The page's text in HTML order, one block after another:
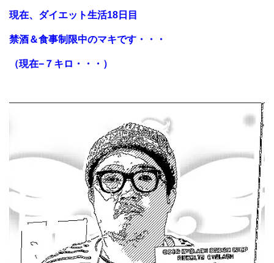
現在、ダイエット生活18日目
禁酒＆食事制限中のマキです・・・
（現在−７キロ・・・）